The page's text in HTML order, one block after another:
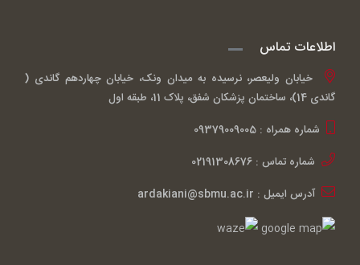
اطلاعات تماس
خیابان ولیعصر، نرسیده به میدان ونک، خیابان چهاردهم گاندی (
گاندی 14)، ساختمان پزشکان شفق، پلاک 11، طبقه اول
شماره همراه : 09379009005
شماره تماس : 02191308676
آدرس ایمیل : ardakiani@sbmu.ac.ir